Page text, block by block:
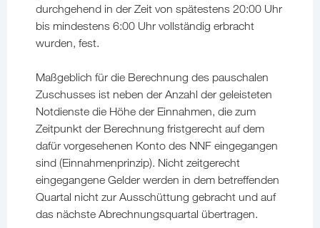
durchgehend in der Zeit von spätestens 20:00 Uhr
bis mindestens 6:00 Uhr vollständig erbracht
wurden, fest.
Maßgeblich für die Berechnung des pauschalen
Zuschusses ist neben der Anzahl der geleisteten
Notdienste die Höhe der Einnahmen, die zum
Zeitpunkt der Berechnung fristgerecht auf dem
dafür vorgesehenen Konto des NNF eingegangen
sind (Einnahmenprinzip). Nicht zeitgerecht
eingegangene Gelder werden in dem betreffenden
Quartal nicht zur Ausschüttung gebracht und auf
das nächste Abrechnungsquartal übertragen.